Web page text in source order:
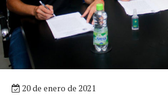
20 de enero de 2021